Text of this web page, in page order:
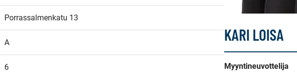
Porrassalmenkatu 13
A
6
KARI LOISA
Myyntineuvottelija